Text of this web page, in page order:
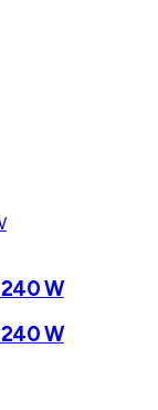
W
W